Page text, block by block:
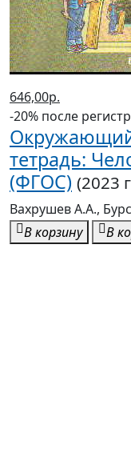
646,00р.
-20% после
Окружающий
тетрадь:
(ФГОС) (2023
Вахрушев А.А.,
В корзину
В